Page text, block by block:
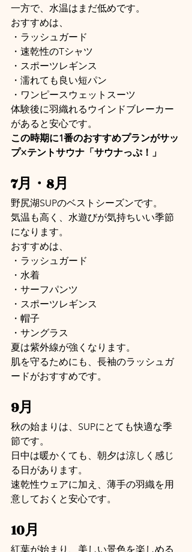
一方で、水温はまだ低めです。
おすすめは、
・ラッシュガード
・速乾性のTシャツ
・スポーツレギンス
・濡れても良い短パン
・ワンピースウェットスーツ
体験後に羽織れるウインドブレーカー
があると安心です。
この時期に1番のおすすめプランがサッ
プ×テントサウナ「サウナっぷ！」
7月・8月
野尻湖SUPのベストシーズンです。
気温も高く、水遊びが気持ちいい季節
になります。
おすすめは、
・ラッシュガード
・水着
・サーフパンツ
・スポーツレギンス
・帽子
・サングラス
夏は紫外線が強くなります。
肌を守るためにも、長袖のラッシュガ
ードがおすすめです。
9月
秋の始まりは、SUPにとても快適な季
節です。
日中は暖かくても、朝夕は涼しく感じ
る日があります。
速乾性ウェアに加え、薄手の羽織を用
意しておくと安心です。
10月
紅葉が始まり、美しい景色を楽しめる